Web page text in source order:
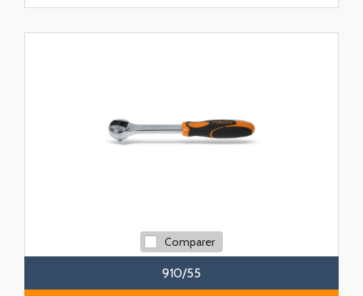
Comparer
910/55